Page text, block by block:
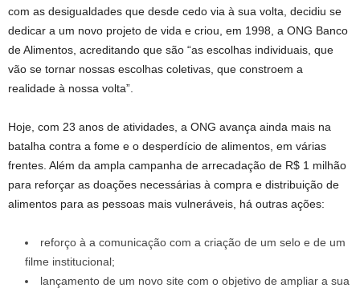
com as desigualdades que desde cedo via à sua volta, decidiu se
dedicar a um novo projeto de vida e criou, em 1998, a ONG Banco
de Alimentos, acreditando que são “as escolhas individuais, que
vão se tornar nossas escolhas coletivas, que constroem a
realidade à nossa volta”.
Hoje, com 23 anos de atividades, a ONG avança ainda mais na
batalha contra a fome e o desperdício de alimentos, em várias
frentes. Além da ampla campanha de arrecadação de R$ 1 milhão
para reforçar as doações necessárias à compra e distribuição de
alimentos para as pessoas mais vulneráveis, há outras ações:
reforço à a comunicação com a criação de um selo e de um
filme institucional;
lançamento de um novo site com o objetivo de ampliar a sua